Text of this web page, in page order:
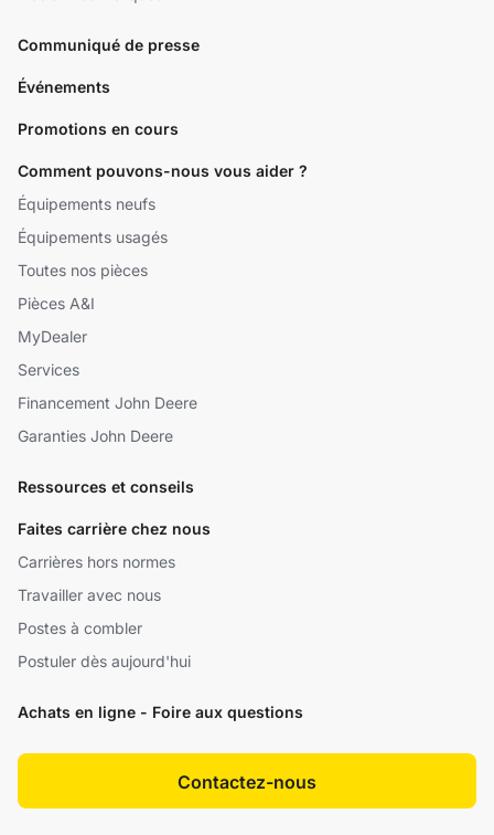
Communiqué de presse
Événements
Promotions en cours
Comment pouvons-nous vous aider ?
Équipements neufs
Équipements usagés
Toutes nos pièces
Pièces A&I
MyDealer
Services
Financement John Deere
Garanties John Deere
Ressources et conseils
Faites carrière chez nous
Carrières hors normes
Travailler avec nous
Postes à combler
Postuler dès aujourd'hui
Achats en ligne - Foire aux questions
Contactez-nous